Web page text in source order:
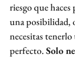
riesgo que
una posibilidad,
necesitas
perfecto. Solo